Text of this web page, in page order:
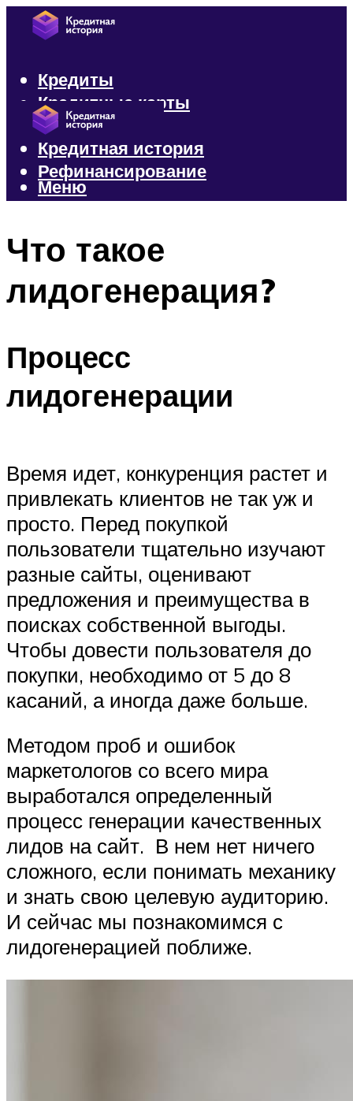
Кредиты
Кредитные карты
Микрозаймы
Кредитная история
Рефинансирование
Меню
Что такое
лидогенерация?
Процесс
лидогенерации
Время идет, конкуренция растет и
привлекать клиентов не так уж и
просто. Перед покупкой
пользователи тщательно изучают
разные сайты, оценивают
предложения и преимущества в
поисках собственной выгоды.
Чтобы довести пользователя до
покупки, необходимо от 5 до 8
касаний, а иногда даже больше.
Методом проб и ошибок
маркетологов со всего мира
выработался определенный
процесс генерации качественных
лидов на сайт. В нем нет ничего
сложного, если понимать механику
и знать свою целевую аудиторию.
И сейчас мы познакомимся с
лидогенерацией поближе.